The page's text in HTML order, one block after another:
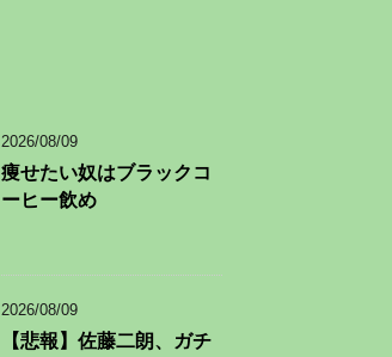
2026/08/09
痩せたい奴はブラックコ
ーヒー飲め
2026/08/09
【悲報】佐藤二朗、ガチ